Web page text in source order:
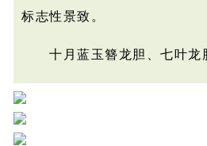
标志性景致。
十月蓝玉簪龙胆、七叶龙